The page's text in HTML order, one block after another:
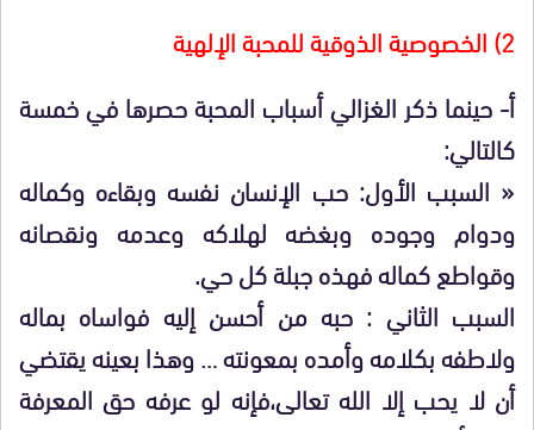
2) الخصوصية الذوقية للمحبة الإلهية
أ- حينما ذكر الغزالي أسباب المحبة حصرها في خمسة
كالتالي:
« السبب الأول: حب الإنسان نفسه وبقاءه وكماله
ودوام وجوده وبغضه لهلاكه وعدمه ونقصانه
وقواطع كماله فهذه جبلة كل حي.
السبب الثاني : حبه من أحسن إليه فواساه بماله
ولاطفه بكلامه وأمده بمعونته … وهذا بعينه يقتضي
أن لا يحب إلا الله تعالى،فإنه لو عرفه حق المعرفة